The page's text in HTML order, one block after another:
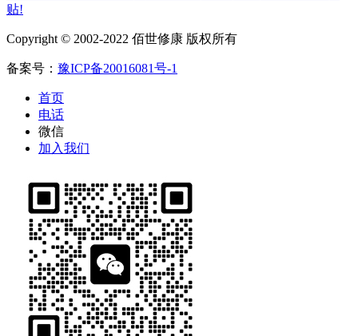
贴!
Copyright © 2002-2022 佰世修康 版权所有
备案号： 豫ICP备20016081号-1
首页
电话
微信
加入我们